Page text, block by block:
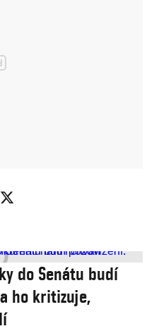
do Senátu budí
ho kritizuje,